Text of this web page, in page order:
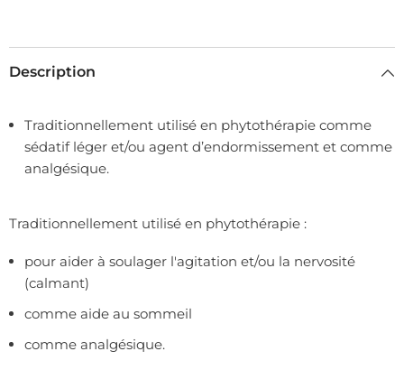
Description
Traditionnellement utilisé en phytothérapie comme
sédatif léger et/ou agent d’endormissement et comme
analgésique.
Traditionnellement utilisé en phytothérapie :
pour aider à soulager l'agitation et/ou la nervosité
(calmant)
comme aide au sommeil
comme analgésique.